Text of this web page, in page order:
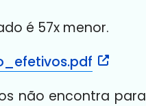
é 57x menor.
não encontra